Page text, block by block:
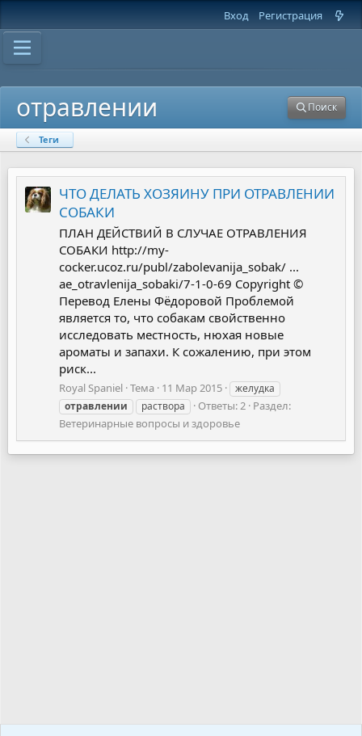
Вход Регистрация
отравлении Поиск
Теги
ЧТО ДЕЛАТЬ ХОЗЯИНУ ПРИ ОТРАВЛЕНИИ
СОБАКИ
ПЛАН ДЕЙСТВИЙ В СЛУЧАЕ ОТРАВЛЕНИЯ
СОБАКИ http://my-
cocker.ucoz.ru/publ/zabolevanija_sobak/ ...
ae_otravlenija_sobaki/7-1-0-69 Copyright ©
Перевод Елены Фёдоровой Проблемой
является то, что собакам свойственно
исследовать местность, нюхая новые
ароматы и запахи. К сожалению, при этом
риск...
Royal Spaniel Тема 11 Мар 2015
желудка
отравлении
раствора Ответы: 2 Раздел:
Ветеринарные вопросы и здоровье